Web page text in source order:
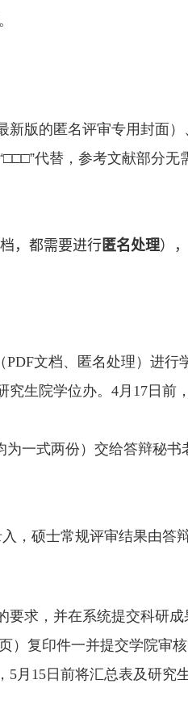
版的匿名评审专用封面
代替，参考文献部分
，都需要进行匿名处理）
PDF文档、匿名处理）进行
生院学位办。 4月 17日前
一式两份）交给答辩秘书
，硕士常规评审结果由答辩
求，并在系统提交科研成
复印件一并提交学院审核
5月 15日前将汇总表及研究